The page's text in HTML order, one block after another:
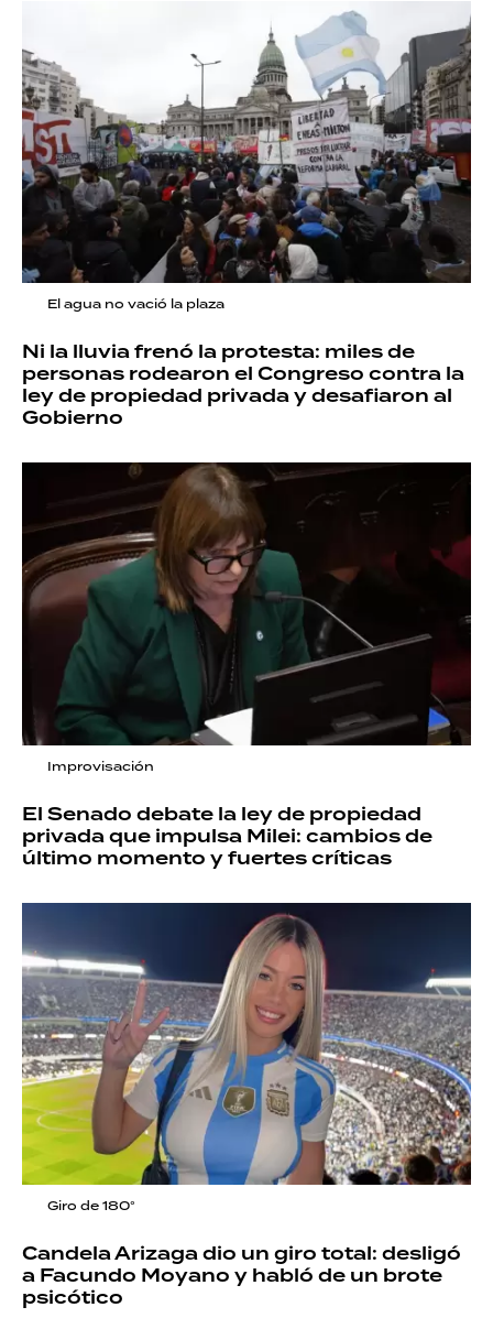
El agua no vació la plaza
Ni la lluvia frenó la protesta: miles de
personas rodearon el Congreso contra la
ley de propiedad privada y desafiaron al
Gobierno
Improvisación
El Senado debate la ley de propiedad
privada que impulsa Milei: cambios de
último momento y fuertes críticas
Giro de 180°
Candela Arizaga dio un giro total: desligó
a Facundo Moyano y habló de un brote
psicótico